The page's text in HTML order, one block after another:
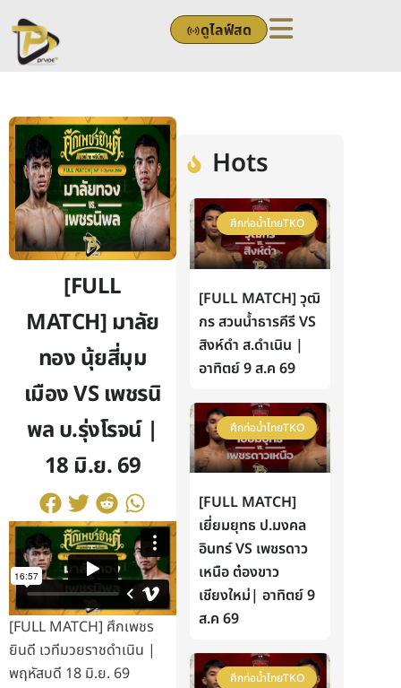
to
content
ดูไลฟ์สด
[FULL
MATCH] มาลัย
ทอง นุ้ยสี่มุม
เมือง VS เพชรนิ
พล บ.รุ่งโรจน์ |
18 มิ.ย. 69
[FULL MATCH] ศึกเพชร
ยินดี เวทีมวยราชดำเนิน |
พฤหัสบดี 18 มิ.ย. 69
Hots
ศึกท่อน้ำไทยTKO
[FULL MATCH] วุฒิ
กร สวนน้ำธารคีรี VS
สิงห์ดำ ส.ดำเนิน |
อาทิตย์ 9 ส.ค 69
ศึกท่อน้ำไทยTKO
[FULL MATCH]
เยี่ยมยุทธ ป.มงคล
อินทร์ VS เพชรดาว
เหนือ ต๋องขาว
เชียงใหม่| อาทิตย์ 9
ส.ค 69
ศึกท่อน้ำไทยTKO